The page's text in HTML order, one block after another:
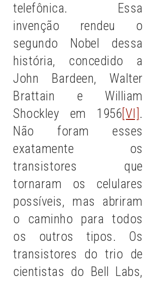
telefônica. Essa
invenção rendeu o
segundo Nobel dessa
história, concedido a
John Bardeen, Walter
Brattain e William
Shockley em 1956[VI].
Não foram esses
exatamente os
transistores que
tornaram os celulares
possíveis, mas abriram
o caminho para todos
os outros tipos. Os
transistores do trio de
cientistas do Bell Labs,